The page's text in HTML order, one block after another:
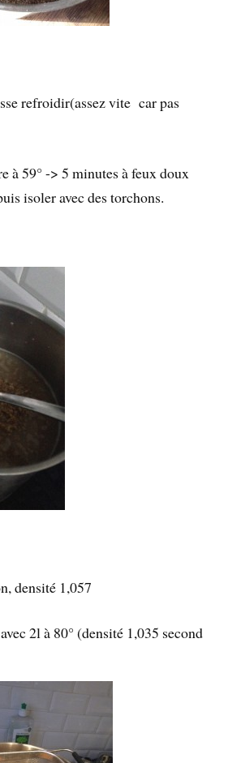
refroidir(assez vite car pas
à 59° -> 5 minutes à feux doux
isoler avec des torchons.
densité 1,057
2l à 80° (densité 1,035 second